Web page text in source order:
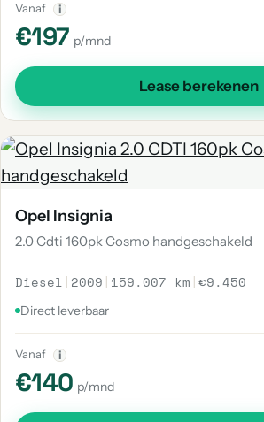
Vanaf i
€197 p/mnd
Lease berekenen
Opel Insignia
2.0 Cdti 160pk Cosmo handgeschakeld
Diesel | 2009 | 159.007 km |€9.450
Direct leverbaar
Vanaf i
€140 p/mnd